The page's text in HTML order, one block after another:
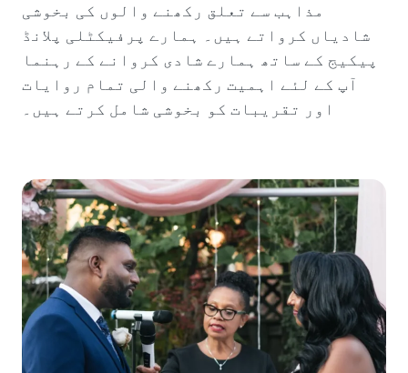
مذاہب سے تعلق رکھنے والوں کی بخوشی
شادیاں کرواتے ہیں۔ ہمارے پرفیکٹلی پلانڈ
پیکیج کے ساتھ ہمارے شادی کروانے کے رہنما
آپ کے لئے اہمیت رکھنے والی تمام روایات
اور تقریبات کو بخوشی شامل کرتے ہیں۔